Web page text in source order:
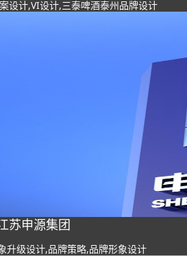
设计,VI设计,三泰啤酒泰州品牌设计
苏申源集团
升级设计,品牌策略,品牌形象设计